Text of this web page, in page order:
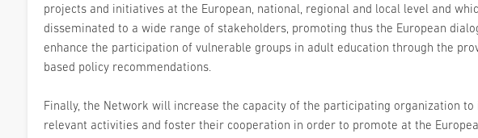
projects and initiatives at the European, national, regional and local level and
disseminated to a wide range of stakeholders, promoting thus the European
enhance the participation of vulnerable groups in adult education through the
based policy recommendations.
Finally, the Network will increase the capacity of the participating organization to
relevant activities and foster their cooperation in order to promote at the